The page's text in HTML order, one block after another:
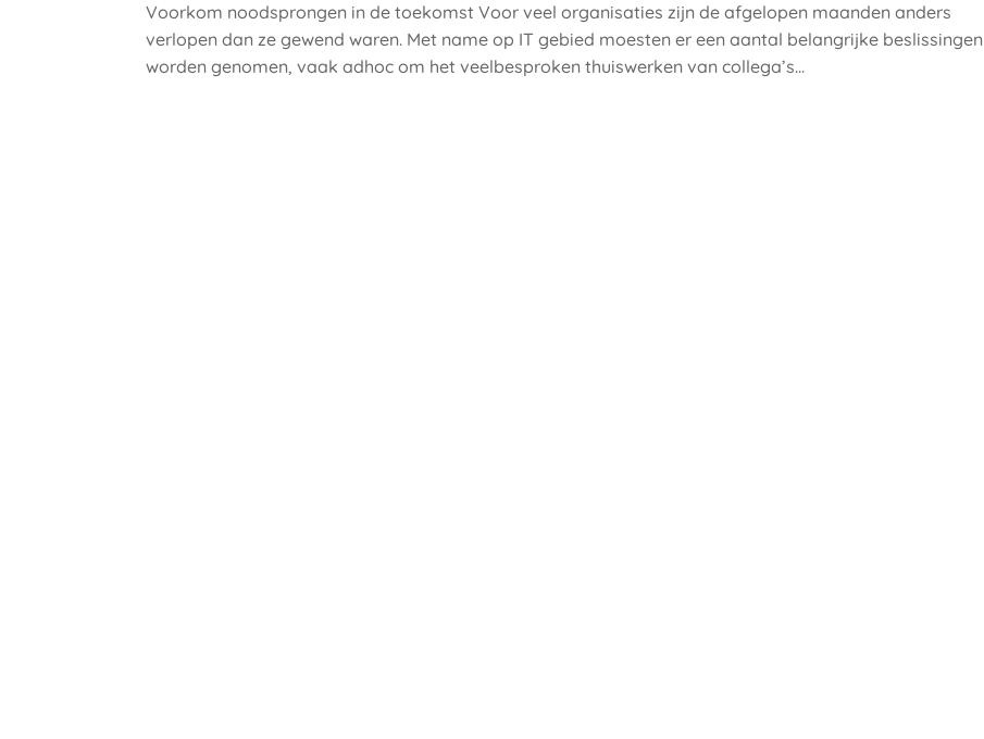
Voorkom noodsprongen in de toekomst Voor veel organisaties zijn de afgelopen maanden anders
verlopen dan ze gewend waren. Met name op IT gebied moesten er een aantal belangrijke beslissingen
worden genomen, vaak adhoc om het veelbesproken thuiswerken van collega’s...